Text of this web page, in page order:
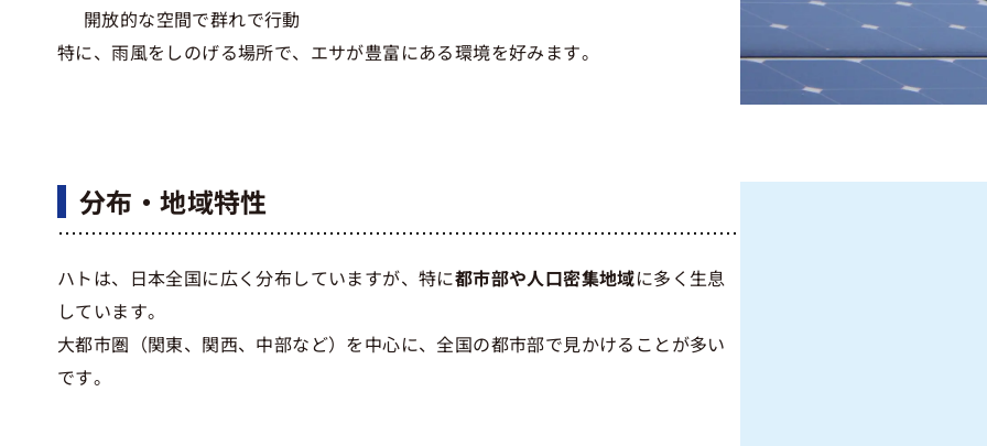
開放的な空間で群れで行動
特に、雨風をしのげる場所で、エサが豊富にある環境を好みます。
分布・地域特性
ハトは、日本全国に広く分布していますが、特に都市部や人口密集地域に多く生息
しています。
大都市圏（関東、関西、中部など）を中心に、全国の都市部で見かけることが多い
です。